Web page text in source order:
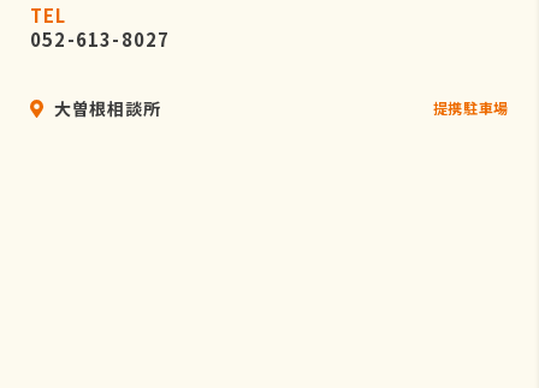
TEL
052-613-8027
大曽根相談所 提携駐車場